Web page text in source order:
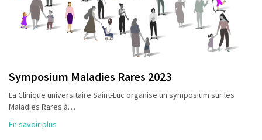
Symposium Maladies Rares 2023
La Clinique universitaire Saint-Luc organise un symposium sur les
Maladies Rares à…
En savoir plus